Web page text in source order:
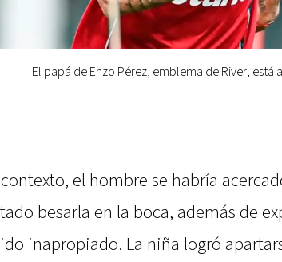
El papá de Enzo Pérez, emblema de River, está
el hombre se habría
besarla en la boca, además de
inapropiado. La niña logró